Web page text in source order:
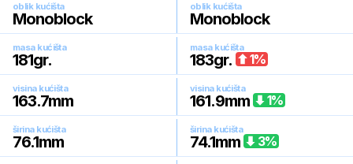
oblik kućišta
Monoblock
oblik kućišta
Monoblock
masa kućišta
181gr.
masa kućišta
183gr. 1%
visina kućišta
163.7mm
visina kućišta
161.9mm 1%
širina kućišta
76.1mm
širina kućišta
74.1mm 3%